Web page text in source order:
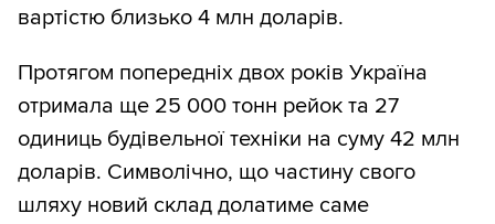
вартістю близько 4 млн доларів.
Протягом попередніх двох років Україна
отримала ще 25 000 тонн рейок та 27
одиниць будівельної техніки на суму 42 млн
доларів. Символічно, що частину свого
шляху новий склад долатиме саме